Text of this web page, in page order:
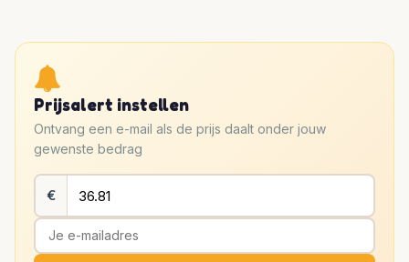
Prijsalert instellen
Ontvang een e-mail als de prijs daalt onder jouw
gewenste bedrag
€